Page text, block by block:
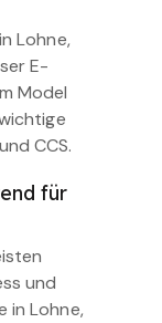
Lohne,
E-
Model
CCS.
für
und
in Lohne,